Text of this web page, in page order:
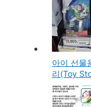
아이 선물
리(Toy
입